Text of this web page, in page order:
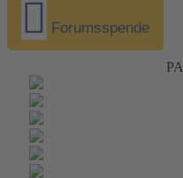
Forumsspende